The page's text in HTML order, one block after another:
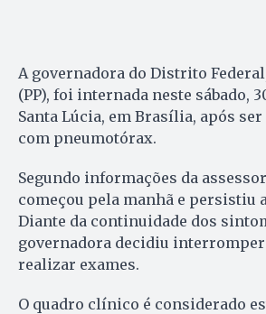
A governadora do Distrito
(PP), foi internada neste sábado,
Santa Lúcia, em Brasília, após
com pneumotórax.
Segundo informações da
começou pela manhã e persistiu
Diante da continuidade dos
governadora decidiu interromper
realizar exames.
O quadro clínico é considerado